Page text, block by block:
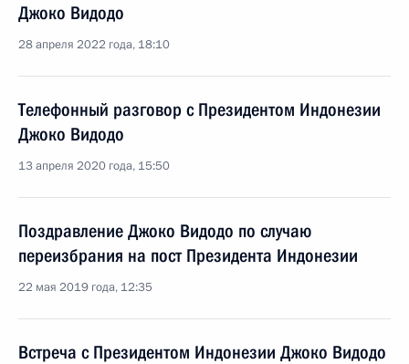
Джоко Видодо
28 апреля 2022 года, 18:10
Телефонный разговор с Президентом Индонезии
Джоко Видодо
13 апреля 2020 года, 15:50
Поздравление Джоко Видодо по случаю
переизбрания на пост Президента Индонезии
22 мая 2019 года, 12:35
Встреча с Президентом Индонезии Джоко Видодо